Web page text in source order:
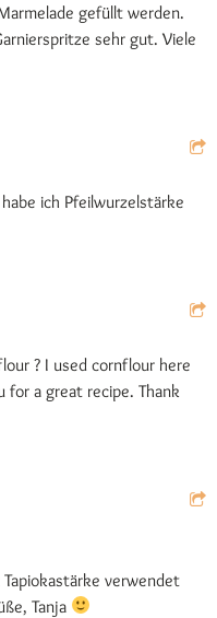
gefüllt werden.
sehr gut. Viele
ich Pfeilwurzelstärke
? I used cornflour here
a great recipe. Thank
verwendet
Tanja